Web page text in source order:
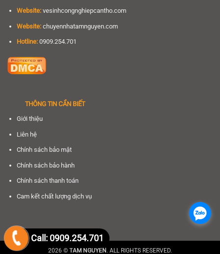
Website: vesinhcongnghiepcantho.com
Website: chuyennhatamnguyen.com
Hotline: 0909.254.701
THÔNG TIN CẦN BIẾT
Giới thiệu
Liên hệ
Chính sách bảo mật
Chính sách bảo hành
Chính sách thanh toán
Cam kết chất lượng dịch vụ
2026 © TÂM NGUYÊN. ALL RIGHTS RESERVED.
.
Call: 0909.254.701